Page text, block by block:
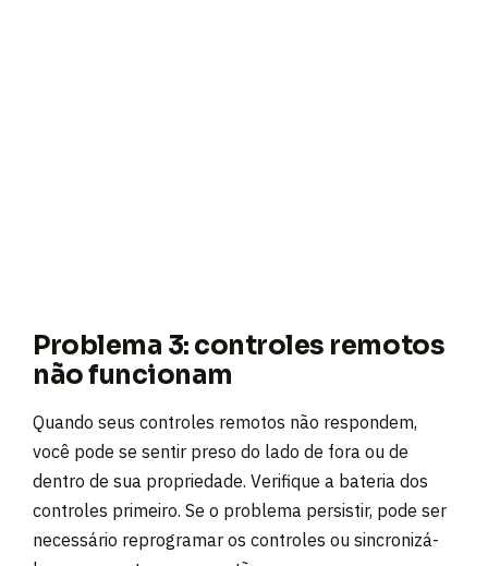
Problema 3: controles remotos
não funcionam
Quando seus controles remotos não respondem,
você pode se sentir preso do lado de fora ou de
dentro de sua propriedade. Verifique a bateria dos
controles primeiro. Se o problema persistir, pode ser
necessário reprogramar os controles ou sincronizá-